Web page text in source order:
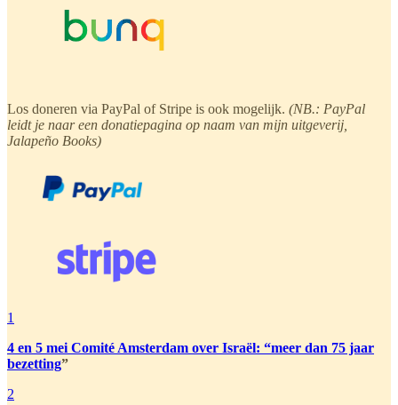
Los doneren via PayPal of Stripe is ook mogelijk. (NB.: PayPal
leidt je naar een donatiepagina op naam van mijn uitgeverij,
Jalapeño Books)
1
4 en 5 mei Comité Amsterdam over Israël: “meer dan 75 jaar
bezetting”
2